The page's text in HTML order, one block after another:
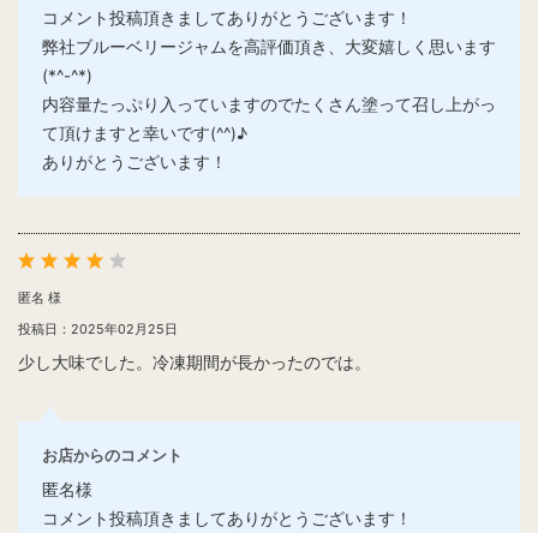
コメント投稿頂きましてありがとうございます！
弊社ブルーベリージャムを高評価頂き、大変嬉しく思います
(*^-^*)
内容量たっぷり入っていますのでたくさん塗って召し上がっ
て頂けますと幸いです(^^)♪
ありがとうございます！
匿名 様
投稿日：2025年02月25日
少し大味でした。冷凍期間が長かったのでは。
お店からのコメント
匿名様
コメント投稿頂きましてありがとうございます！